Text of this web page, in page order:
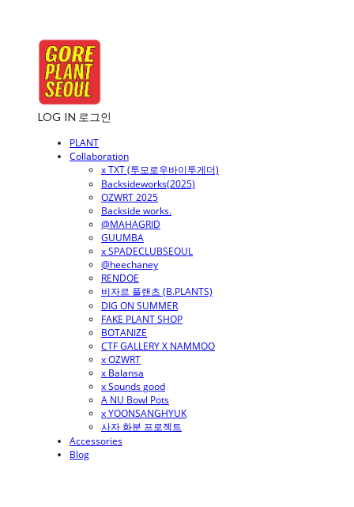
LOG IN 로그인
PLANT
Collaboration
x TXT (투모로우바이투게더)
Backsideworks(2025)
OZWRT 2025
Backside works.
@MAHAGRID
GUUMBA
x SPADECLUBSEOUL
@heechaney
RENDOE
비자르 플랜츠 (B.PLANTS)
DIG ON SUMMER
FAKE PLANT SHOP
BOTANIZE
CTF GALLERY X NAMMOO
x OZWRT
x Balansa
x Sounds good
A NU Bowl Pots
x YOONSANGHYUK
사자 화분 프로젝트
Accessories
Blog